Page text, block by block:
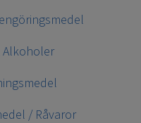
Alkoholer
/ Råvaror